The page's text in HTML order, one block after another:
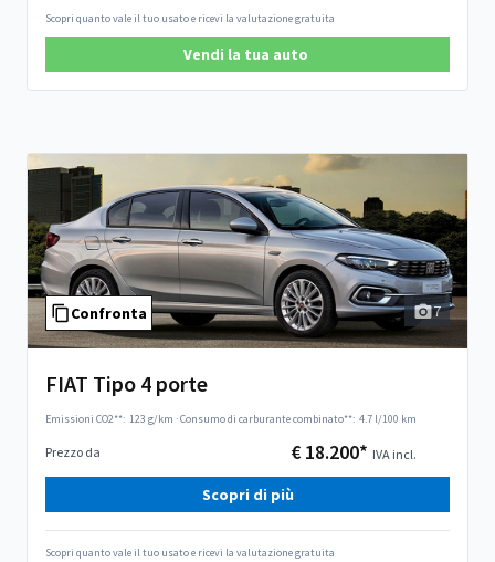
Scopri quanto vale il tuo usato e ricevi la valutazione gratuita
Vendi la tua auto
Confronta 7
FIAT Tipo 4 porte
Emissioni CO2**: 123 g/km ·Consumo di carburante combinato**: 4.7 l/100 km
Prezzo da € 18.200* IVA incl.
Scopri di più
Scopri quanto vale il tuo usato e ricevi la valutazione gratuita